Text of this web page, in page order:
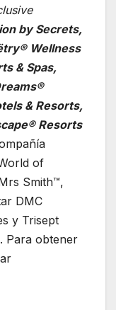
by Secrets,
Wellness
& Spas,
& Resorts,
Resorts
of
Smith™,
DMC
y Trisept
Para obtener